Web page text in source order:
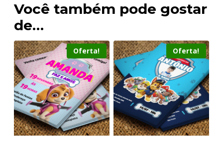
Você também pode gostar
de…
Oferta! Oferta!